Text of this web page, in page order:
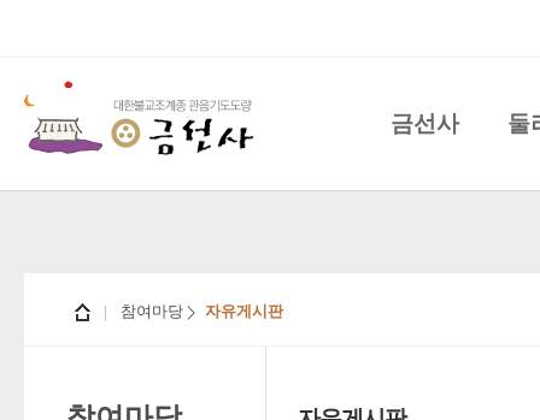
금선사 둘
참여마당 자유게시판